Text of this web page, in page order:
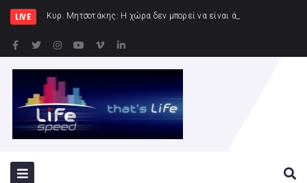
LIVE